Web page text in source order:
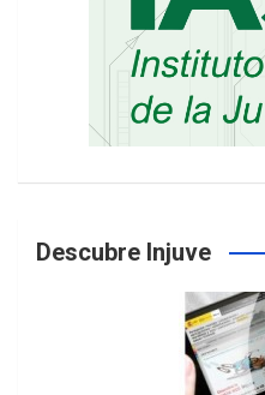
Descubre Injuve